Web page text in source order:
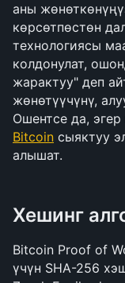
аны
көрсөтпөстөн
технологиясы
колдонулат,
жарактуу" деп
жөнөтүүчүнү,
Bitcoin сыяктуу
алышат.
Хешинг
Bitcoin Proof of
үчүн SHA-256